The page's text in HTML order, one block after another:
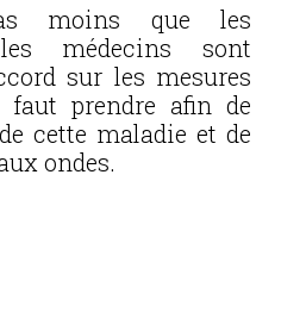
moins que les
médecins sont
sur les mesures
faut prendre afin de
cette maladie et de
ondes.